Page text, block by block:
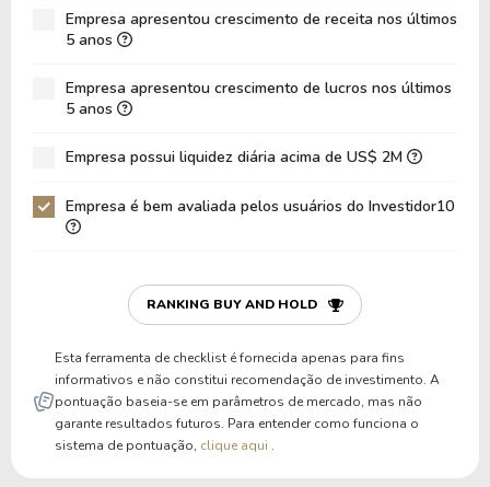
Dívida Líquida / Patrimônio
0,76
1,67
Dívida Líquida / EBIT
26,41
55,27
Patrimônio / Ativos
Passivos / Ativos
0,44
0,29
-2,93
P/Ativo Circ Líq
-0,48
Empresa apresentou crescimento de receita nos últimos
5 anos
Empresa apresentou crescimento de lucros nos últimos
5 anos
Empresa possui liquidez diária acima de US$ 2M
Empresa é bem avaliada pelos usuários do Investidor10
RANKING BUY AND HOLD
Esta ferramenta de checklist é fornecida apenas para fins
informativos e não constitui recomendação de investimento. A
pontuação baseia-se em parâmetros de mercado, mas não
garante resultados futuros. Para entender como funciona o
sistema de pontuação, clique aqui .